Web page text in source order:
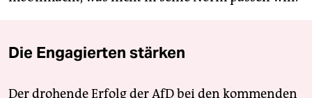
Die Engagierten stärken
Der drohende Erfolg der AfD bei den kommenden